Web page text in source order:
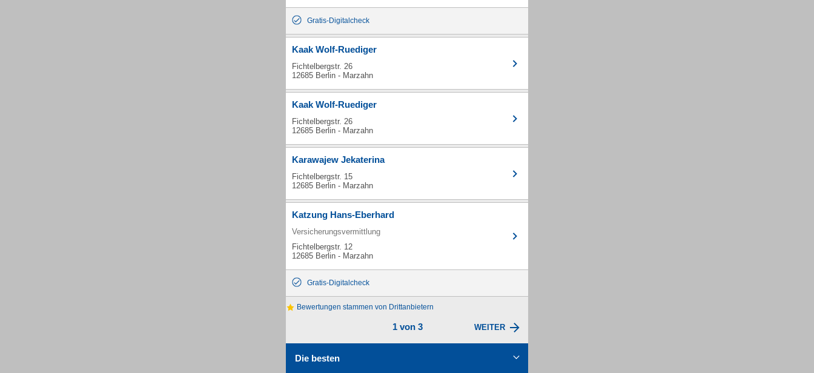
Gratis-Digitalcheck
Kaak Wolf-Ruediger
Fichtelbergstr. 26
12685 Berlin - Marzahn
Kaak Wolf-Ruediger
Fichtelbergstr. 26
12685 Berlin - Marzahn
Karawajew Jekaterina
Fichtelbergstr. 15
12685 Berlin - Marzahn
Katzung Hans-Eberhard
Versicherungsvermittlung
Fichtelbergstr. 12
12685 Berlin - Marzahn
Gratis-Digitalcheck
Bewertungen stammen von Drittanbietern
1 von 3 WEITER
Die besten